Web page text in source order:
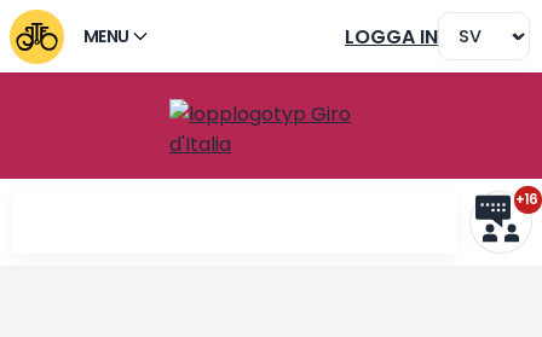
MENU LOGGA IN
+16